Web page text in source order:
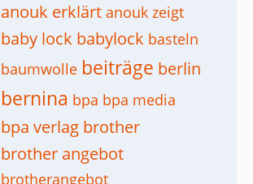
anouk erklärt anouk zeigt
baby lock babylock basteln
baumwolle beiträge berlin
bernina bpa bpa media
bpa verlag brother
brother angebot
brotherangebot